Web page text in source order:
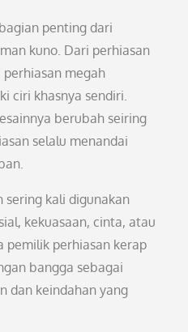
penting dari
kuno. Dari perhiasan
megah
ciri khasnya sendiri.
berubah seiring
selalu menandai
sering kali digunakan
kekuasaan, cinta, atau
pemilik perhiasan kerap
bangga sebagai
dan keindahan yang